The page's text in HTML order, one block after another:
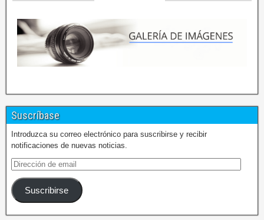
Suscríbase
Introduzca su correo electrónico para suscribirse y recibir
notificaciones de nuevas noticias.
Suscribirse